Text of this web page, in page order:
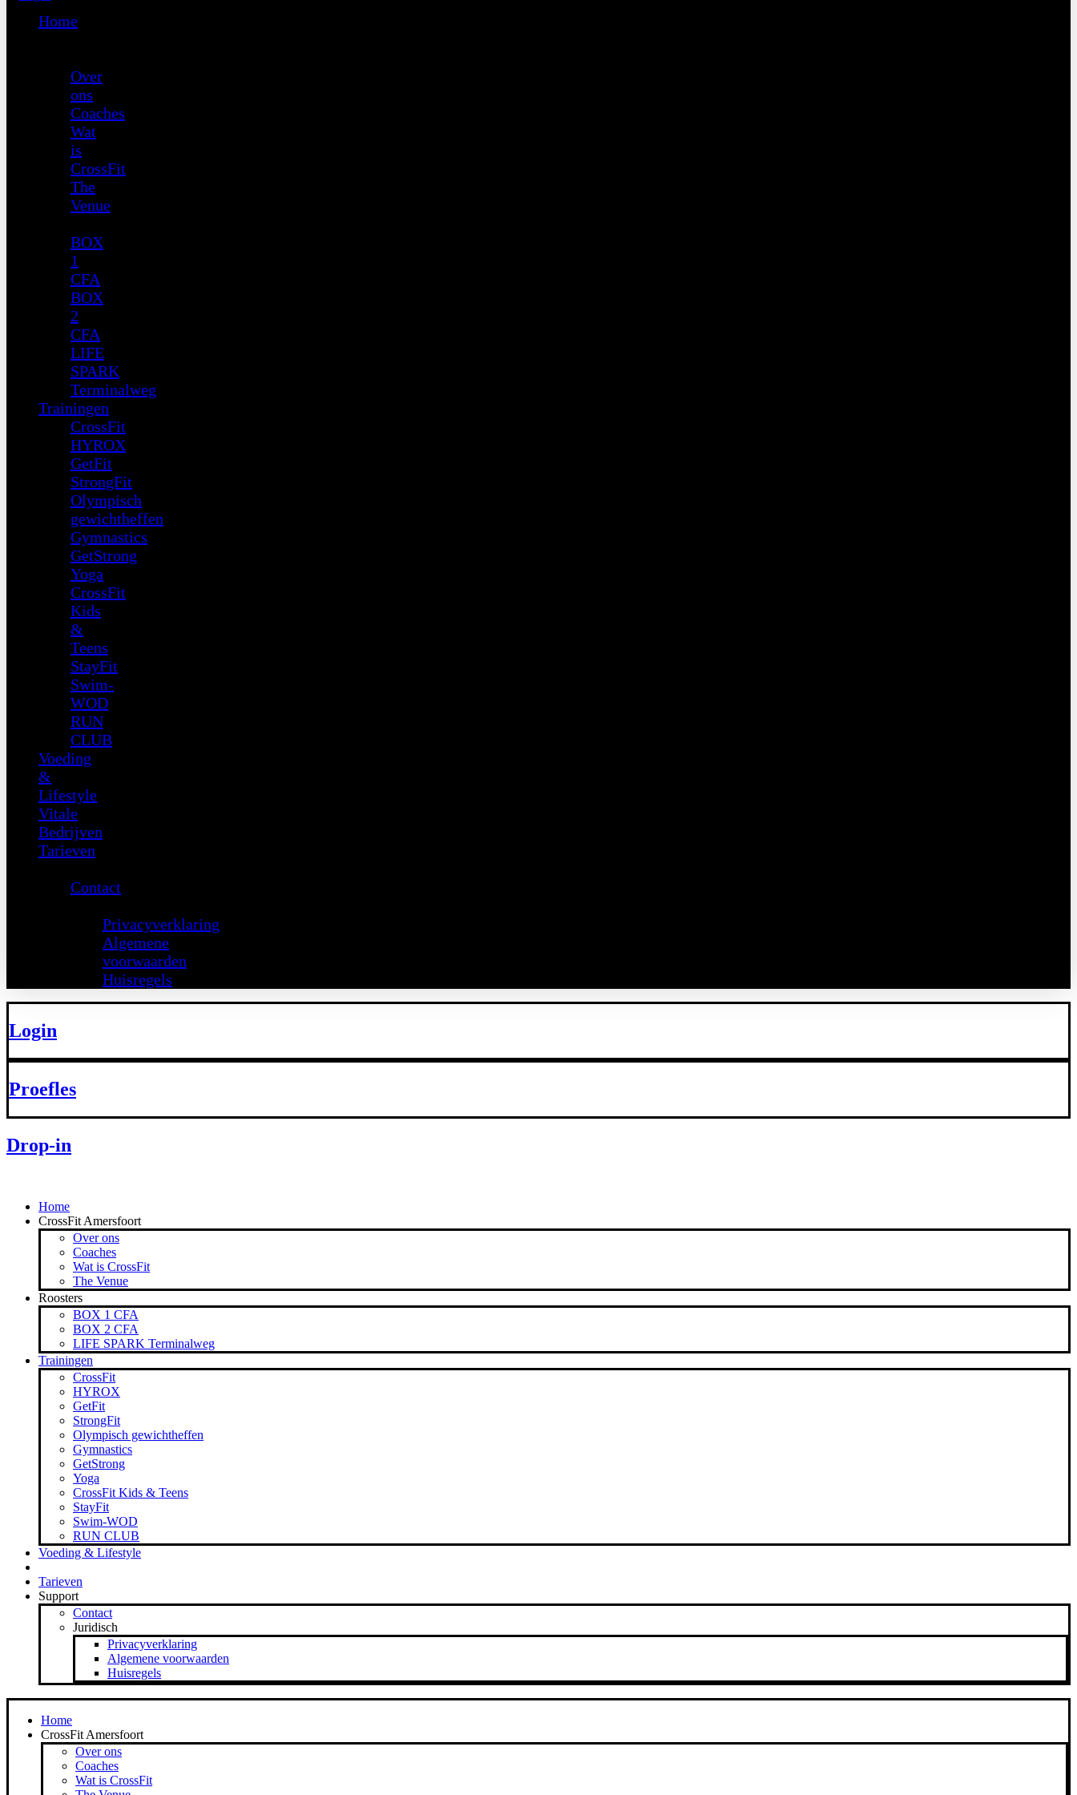
Home
Over
ons
Coaches
Wat
is
CrossFit
The
Venue
BOX
1
CFA
BOX
2
CFA
LIFE
SPARK
Terminalweg
Trainingen
CrossFit
HYROX
GetFit
StrongFit
Olympisch
gewichtheffen
Gymnastics
GetStrong
Yoga
CrossFit
Kids
&
Teens
StayFit
Swim-
WOD
RUN
CLUB
Voeding
&
Lifestyle
Vitale
Bedrijven
Tarieven
Contact
Privacyverklaring
Algemene
voorwaarden
Huisregels
Login
Proefles
Drop-in
Home
CrossFit Amersfoort
Over ons
Coaches
Wat is CrossFit
The Venue
Roosters
BOX 1 CFA
BOX 2 CFA
LIFE SPARK Terminalweg
Trainingen
CrossFit
HYROX
GetFit
StrongFit
Olympisch gewichtheffen
Gymnastics
GetStrong
Yoga
CrossFit Kids & Teens
StayFit
Swim-WOD
RUN CLUB
Voeding & Lifestyle
Tarieven
Support
Contact
Juridisch
Privacyverklaring
Algemene voorwaarden
Huisregels
Home
CrossFit Amersfoort
Over ons
Coaches
Wat is CrossFit